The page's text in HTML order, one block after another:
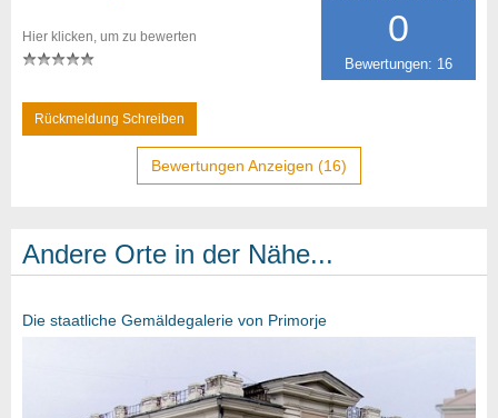
0
Bewertungen: 16
Hier klicken, um zu bewerten
Rückmeldung Schreiben
Bewertungen Anzeigen (16)
Andere Orte in der Nähe...
Die staatliche Gemäldegalerie von Primorje